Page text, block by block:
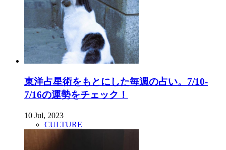
東洋占星術をもとにした毎週の占い。7/10-
7/16の運勢をチェック！
10 Jul, 2023
CULTURE